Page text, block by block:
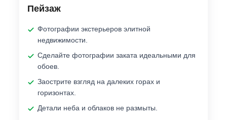
Пейзаж
Фотографии экстерьеров элитной
недвижимости.
Сделайте фотографии заката идеальными для
обоев.
Заострите взгляд на далеких горах и
горизонтах.
Детали неба и облаков не размыты.